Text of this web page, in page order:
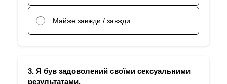
Майже завжди / завжди
3. Я був задоволений своїми сексуальними
результатами.